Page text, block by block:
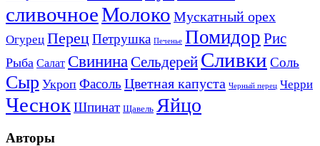
сливочноеМолоко Мускатный орех
Огурец ПерецПетрушка Печенье Помидор Рис
Рыба Салат СвининаСельдерей Сливки Соль
Сыр Укроп Фасоль Цветная капуста Черный перец Черри
ЧеснокШпинат Щавель Яйцо
Авторы